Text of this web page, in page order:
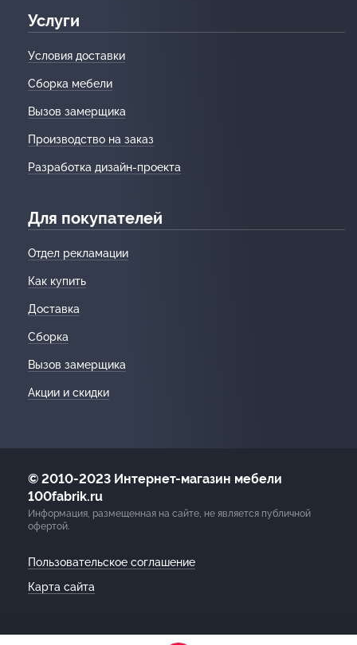
Услуги
Условия доставки
Сборка мебели
Вызов замерщика
Производство на заказ
Разработка дизайн-проекта
Для покупателей
Отдел рекламации
Как купить
Доставка
Сборка
Вызов замерщика
Акции и скидки
© 2010-2023 Интернет-магазин мебели
100fabrik.ru
Информация, размещенная на сайте, не является публичной
офертой.
Пользовательское соглашение
Карта сайта